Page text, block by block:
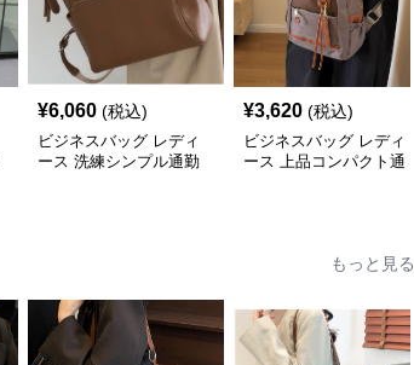
¥6,060 (税込)
ビジネスバッグ レディ
ース 洗練シンプル通勤
¥3,620 (税込)
ビジネスバッグ レディ
ース 上品コンパクト通
もっと見る